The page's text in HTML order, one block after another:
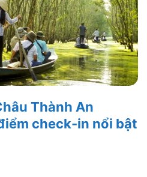
Thành An
check-in nổi bật